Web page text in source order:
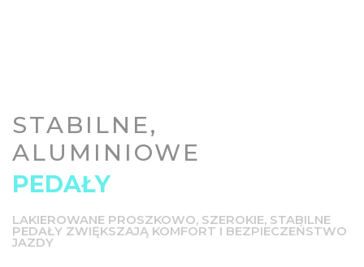
STABILNE,
ALUMINIOWE
PEDAŁY
LAKIEROWANE PROSZKOWO, SZEROKIE, STABILNE
PEDAŁY ZWIĘKSZAJĄ KOMFORT I BEZPIECZEŃSTWO
JAZDY